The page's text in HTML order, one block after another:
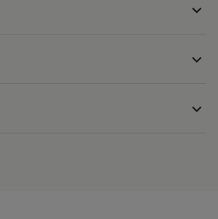
expand_more
expand_more
expand_more